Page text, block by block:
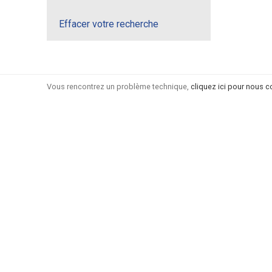
Effacer votre recherche
Vous rencontrez un problème technique, cliquez ici pour nous